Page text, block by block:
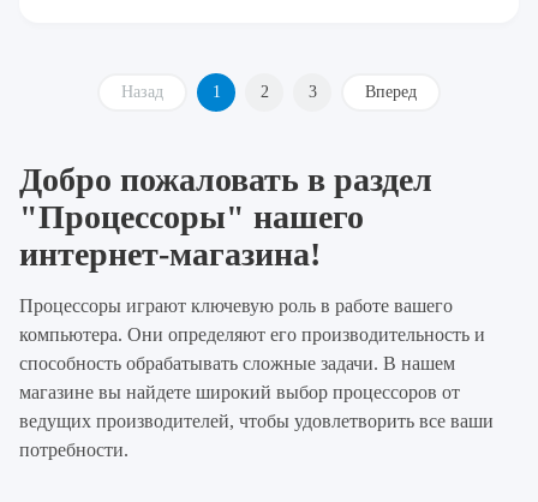
Назад 1 2 3 Вперед
Добро пожаловать в раздел
"Процессоры" нашего
интернет-магазина!
Процессоры играют ключевую роль в работе вашего
компьютера. Они определяют его производительность и
способность обрабатывать сложные задачи. В нашем
магазине вы найдете широкий выбор процессоров от
ведущих производителей, чтобы удовлетворить все ваши
потребности.